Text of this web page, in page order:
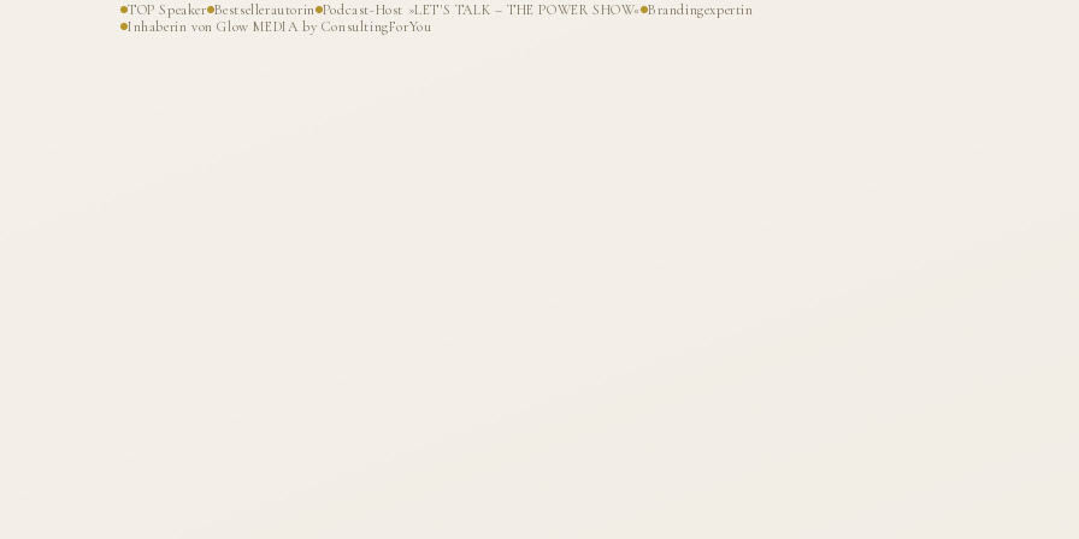
TOP Speaker Bestsellerautorin Podcast-Host »LET'S TALK – THE POWER SHOW« Brandingexpertin
Inhaberin von Glow MEDIA by ConsultingForYou